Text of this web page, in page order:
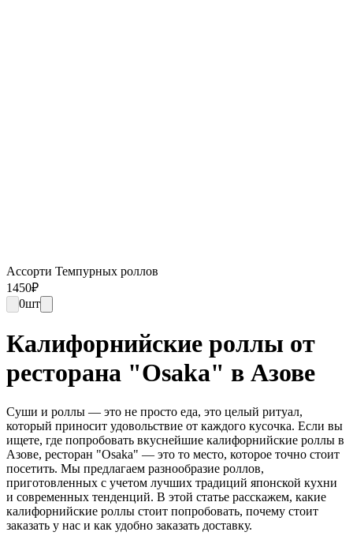
Ассорти Темпурных роллов
1450₽
0шт
Калифорнийские роллы от
ресторана "Osaka" в Азове
Суши и роллы — это не просто еда, это целый ритуал,
который приносит удовольствие от каждого кусочка. Если вы
ищете, где попробовать вкуснейшие калифорнийские роллы в
Азове, ресторан "Osaka" — это то место, которое точно стоит
посетить. Мы предлагаем разнообразие роллов,
приготовленных с учетом лучших традиций японской кухни
и современных тенденций. В этой статье расскажем, какие
калифорнийские роллы стоит попробовать, почему стоит
заказать у нас и как удобно заказать доставку.